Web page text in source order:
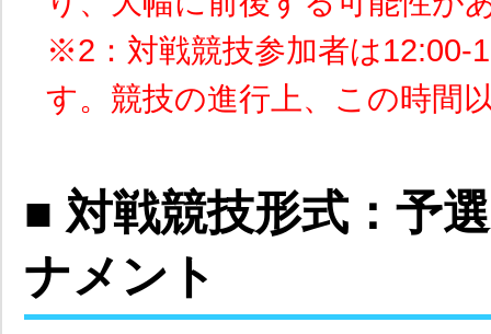
※2：対戦競技参加者は12:00-
す。競技の進行上、この時間
■ 対戦競技形式：予
ナメント